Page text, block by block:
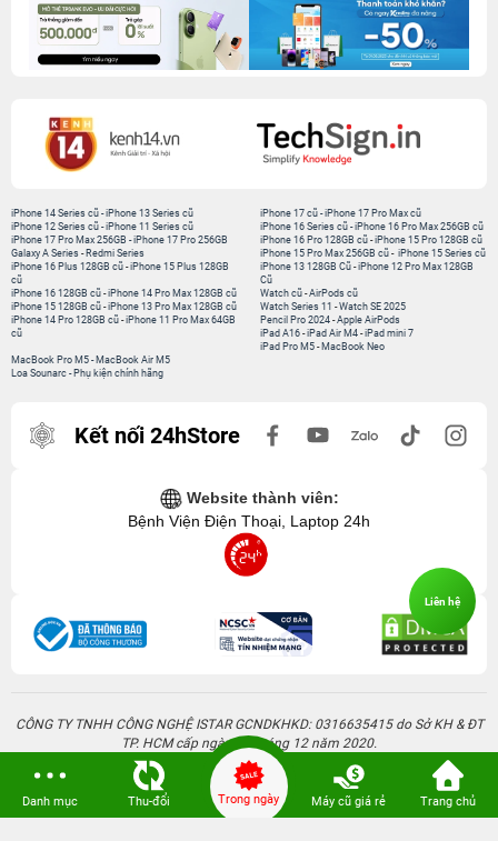
iPhone 14 Series cũ -iPhone 13 Series cũ
iPhone 12 Series cũ -iPhone 11 Series cũ
iPhone 17 Pro Max 256GB -iPhone 17 Pro 256GB
Galaxy A Series - Redmi Series
iPhone 17 cũ -iPhone 17 Pro Max cũ
iPhone 16 Series cũ - iPhone 16 Pro Max 256GB cũ
iPhone 16 Pro 128GB cũ -iPhone 15 Pro 128GB cũ
iPhone 15 Pro Max 256GB cũ - iPhone 15 Series cũ
iPhone 16 Plus 128GB cũ -iPhone 15 Plus 128GB
cũ
iPhone 16 128GB cũ -iPhone 14 Pro Max 128GB cũ
iPhone 15 128GB cũ -iPhone 13 Pro Max 128GB cũ
iPhone 14 Pro 128GB cũ -iPhone 11 Pro Max 64GB
cũ
iPhone 13 128GB Cũ -iPhone 12 Pro Max 128GB
Cũ
Watch cũ -AirPods cũ
Watch Series 11 -Watch SE 2025
Pencil Pro 2024 -Apple AirPods
iPad A16 -iPad Air M4 -iPad mini 7
iPad Pro M5 - MacBook Neo
MacBook Pro M5 - MacBook Air M5
Loa Sounarc - Phụ kiện chính hãng
Kết nối 24hStore
Website thành viên:
Bệnh Viện Điện Thoại, Laptop 24h
CÔNG TY TNHH CÔNG NGHỆ ISTAR GCNDKHKD: 0316635415 do Sở KH & ĐT
TP. HCM cấp ngày 11 tháng 12 năm 2020.
Người Đại Diện: Hồ Tác Thành. Địa chỉ: 389 Quang Trung, Gò Vấp, Hồ Chí Minh.
Danh mục Thu-đổi Trong ngày Máy cũ giá rẻ Trang chủ
Liên hệ